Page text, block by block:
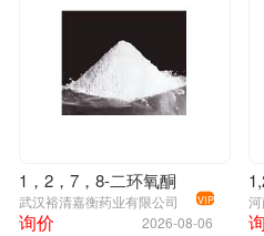
1，2，7，8-二环氧酮
武汉裕清嘉衡药业有限公司 VIP
2026-08-06
询价